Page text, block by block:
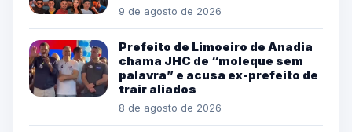
9 de agosto de 2026
Prefeito de Limoeiro de Anadia
chama JHC de “moleque sem
palavra” e acusa ex-prefeito de
trair aliados
8 de agosto de 2026